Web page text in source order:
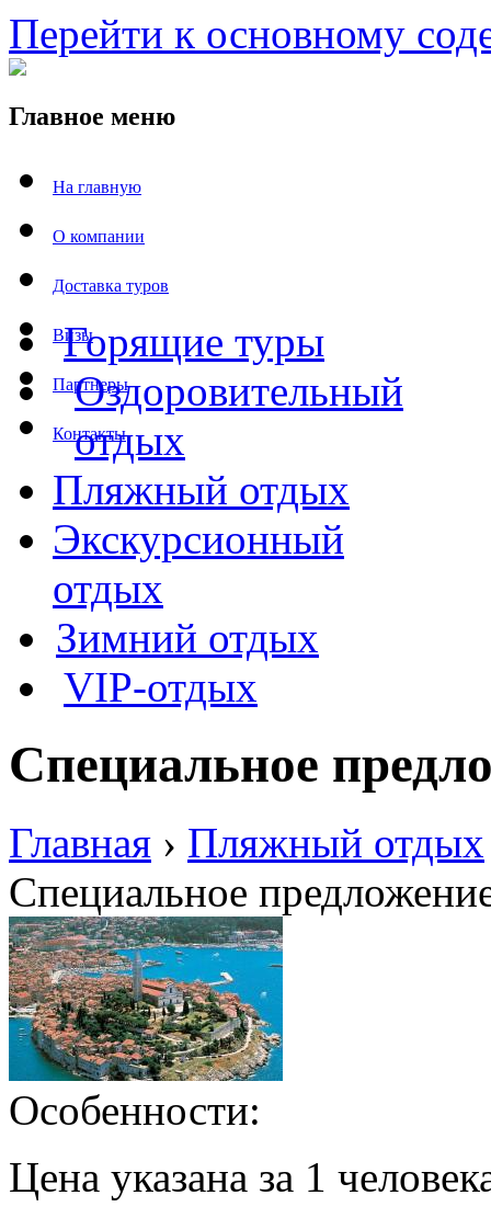
Перейти к основному
Главное меню
На главную
О компании
Доставка туров
Визы
Партнеры
Контакты
Горящие туры
Оздоровительный
отдых
Пляжный отдых
Экскурсионный
отдых
Зимний отдых
VIP-отдых
Специальное
Главная › Пляжный отдых
Специальное
Особенности:
Цена указана за 1